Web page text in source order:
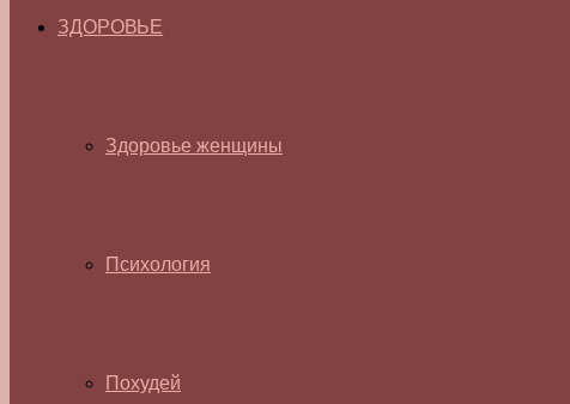
ЗДОРОВЬЕ
Здоровье женщины
Психология
Похудей